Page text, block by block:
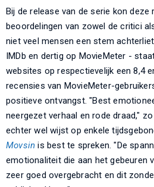
Bij de release van de serie kon deze
beoordelingen van zowel de critici
niet veel mensen een stem
IMDb en dertig op MovieMeter -
websites op respectievelijk een 8,4
recensies van MovieMeter-
positieve ontvangst. "Best
neergezet verhaal en rode draad,"
echter wel wijst op enkele
Movsin is best te spreken. "De
emotionaliteit die aan het gebeuren
zeer goed overgebracht en dit